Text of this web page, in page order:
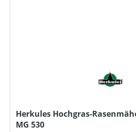
Herkules Hochgras-
MG 530